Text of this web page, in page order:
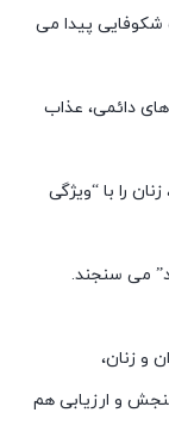
پیدا می
دائمی، عذاب
را با “ویژگی
می سنجند.
و زنان،
و ارزیابی هم